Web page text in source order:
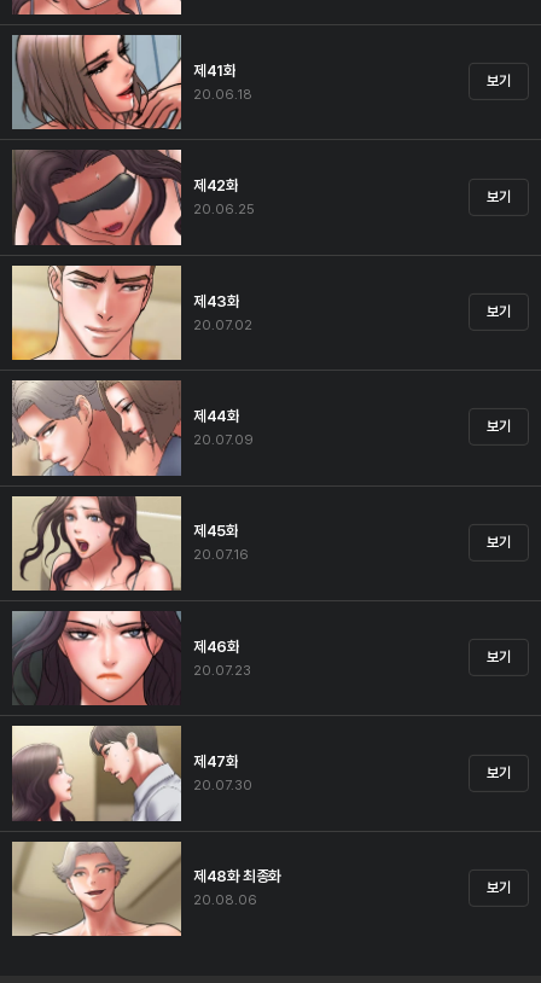
제41화
20.06.18
보기
제42화
20.06.25
보기
제43화
20.07.02
보기
제44화
20.07.09
보기
제45화
20.07.16
보기
제46화
20.07.23
보기
제47화
20.07.30
보기
제48화 최종화
20.08.06
보기